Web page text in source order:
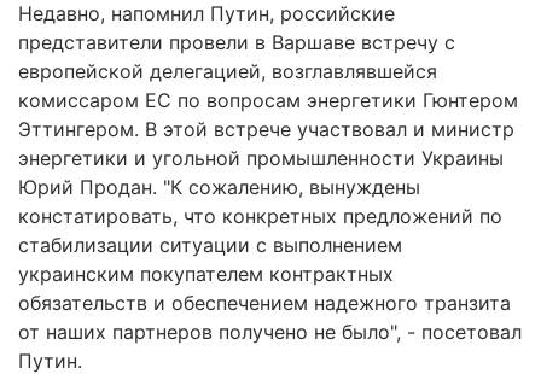
Недавно, напомнил Путин, российские
представители провели в Варшаве встречу с
европейской делегацией, возглавлявшейся
комиссаром ЕС по вопросам энергетики Гюнтером
Эттингером. В этой встрече участвовал и министр
энергетики и угольной промышленности Украины
Юрий Продан. "К сожалению, вынуждены
констатировать, что конкретных предложений по
стабилизации ситуации с выполнением
украинским покупателем контрактных
обязательств и обеспечением надежного транзита
от наших партнеров получено не было", - посетовал
Путин.